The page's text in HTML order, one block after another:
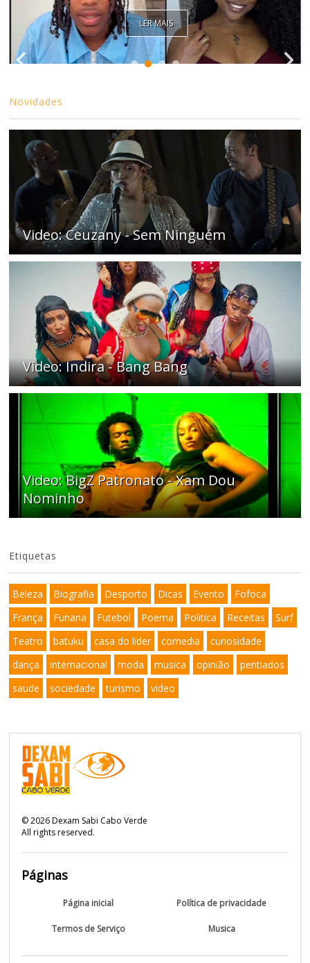
LER MAIS
Novidades
Video: Ceuzany - Sem Ninguém
Video: Indira - Bang Bang
Video: BigZ Patronato - Xam Dou
Nominho
Etiquetas
Beleza Biografia Desporto Dicas Evento
Fofoca
França
Funana Futebol Poema Politica Receitas
Surf
Teatro
batuku casa do lider comedia
curiosidade
dança
internacional moda musica opinião
pentiados
saude
sociedade turismo video
©2026Dexam Sabi Cabo Verde
All rights reserved.
Páginas
Página inicial Política de privacidade
Termos de Serviço Musica